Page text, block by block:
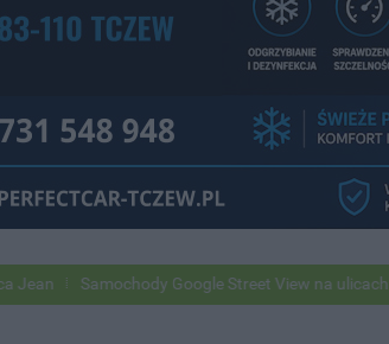
Samochody Google Street View na ulicach Tczewa.